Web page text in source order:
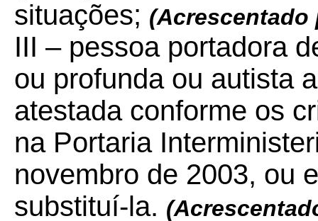
situações;
III – pessoa portadora
ou profunda ou autista
atestada conforme os
na Portaria
novembro de 2003, ou
substituí-la.